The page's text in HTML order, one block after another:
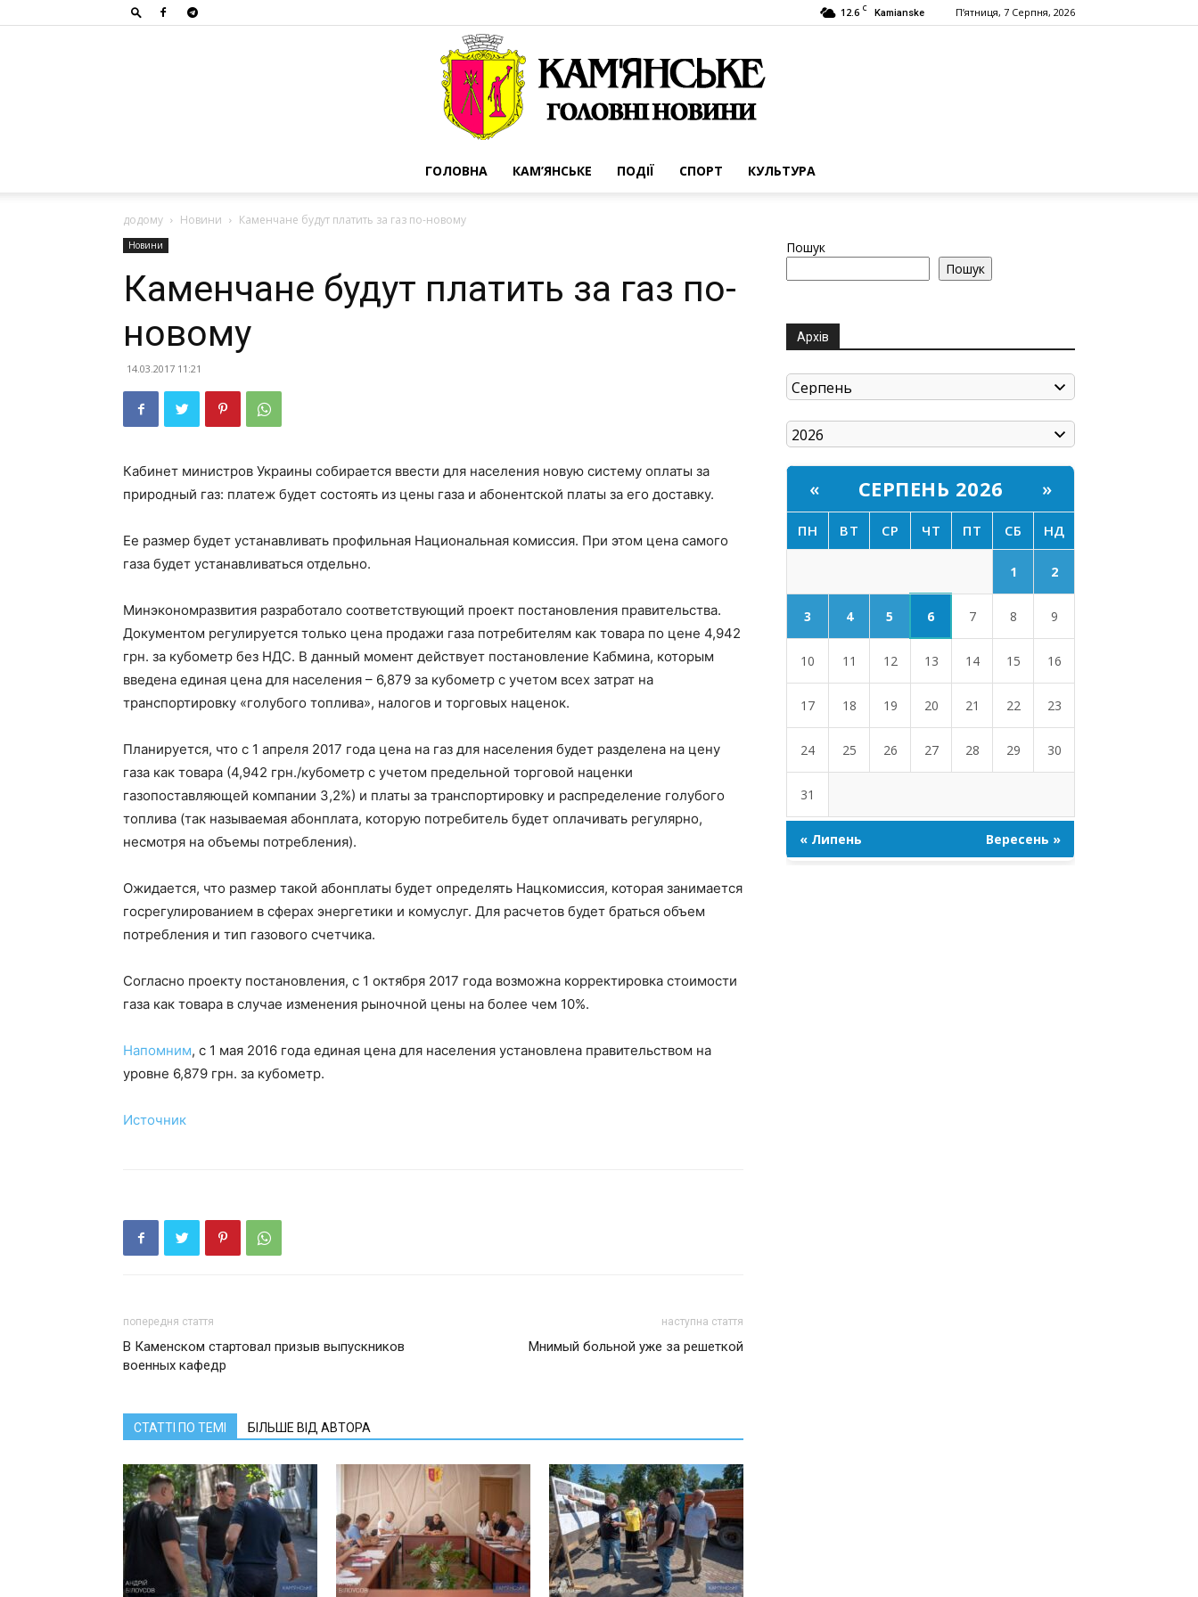
12.6 C Kamianske П’ятниця, 7 Серпня, 2026
ГОЛОВНА КАМ’ЯНСЬКЕ ПОДІЇ СПОРТ КУЛЬТУРА
додому Новини Каменчане будут платить за газ по-новому
Новини
Каменчане будут платить за газ по-
новому
14.03.2017 11:21
Кабинет министров Украины собирается ввести для населения новую систему оплаты за
природный газ: платеж будет состоять из цены газа и абонентской платы за его доставку.
Ее размер будет устанавливать профильная Национальная комиссия. При этом цена самого
газа будет устанавливаться отдельно.
Минэкономразвития разработало соответствующий проект постановления правительства.
Документом регулируется только цена продажи газа потребителям как товара по цене 4,942
грн. за кубометр без НДС. В данный момент действует постановление Кабмина, которым
введена единая цена для населения – 6,879 за кубометр с учетом всех затрат на
транспортировку «голубого топлива», налогов и торговых наценок.
Планируется, что с 1 апреля 2017 года цена на газ для населения будет разделена на цену
газа как товара (4,942 грн./кубометр с учетом предельной торговой наценки
газопоставляющей компании 3,2%) и платы за транспортировку и распределение голубого
топлива (так называемая абонплата, которую потребитель будет оплачивать регулярно,
несмотря на объемы потребления).
Ожидается, что размер такой абонплаты будет определять Нацкомиссия, которая занимается
госрегулированием в сферах энергетики и комуслуг. Для расчетов будет браться объем
потребления и тип газового счетчика.
Согласно проекту постановления, с 1 октября 2017 года возможна корректировка стоимости
газа как товара в случае изменения рыночной цены на более чем 10%.
Напомним, с 1 мая 2016 года единая цена для населения установлена правительством на
уровне 6,879 грн. за кубометр.
Источник
попередня стаття
В Каменском стартовал призыв выпускников
военных кафедр
наступна стаття
Мнимый больной уже за решеткой
СТАТТІ ПО ТЕМІ БІЛЬШЕ ВІД АВТОРА
Пошук
Пошук
Архів
« СЕРПЕНЬ 2026 »
ПН ВТ СР ЧТ ПТ СБ НД
1 2
3 4 5 6 7 8 9
10 11 12 13 14 15 16
17 18 19 20 21 22 23
24 25 26 27 28 29 30
31
« Липень Вересень »